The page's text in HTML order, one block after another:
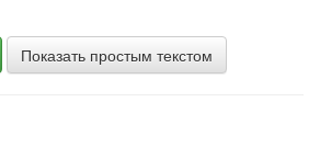
Показать простым текстом